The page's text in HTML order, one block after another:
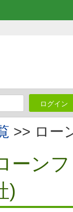
ログイン
>> ロー
ーン
)